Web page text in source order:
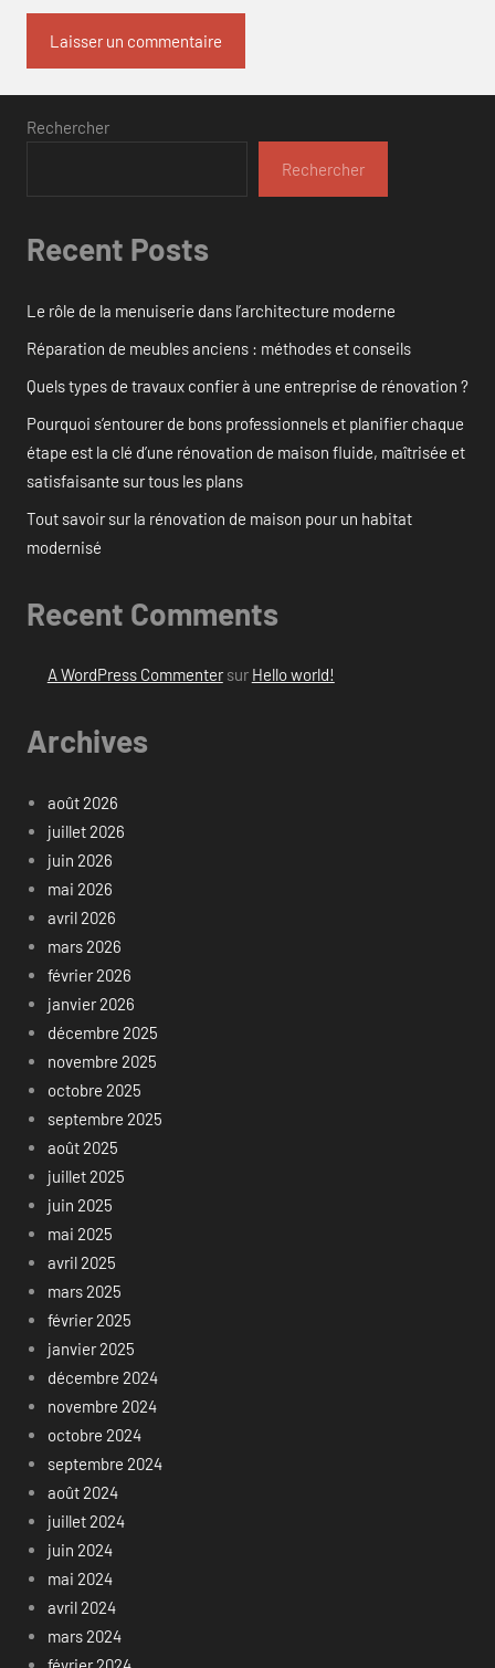
Rechercher
Rechercher
Recent Posts
Le rôle de la menuiserie dans l’architecture moderne
Réparation de meubles anciens : méthodes et conseils
Quels types de travaux confier à une entreprise de rénovation ?
Pourquoi s’entourer de bons professionnels et planifier chaque
étape est la clé d’une rénovation de maison fluide, maîtrisée et
satisfaisante sur tous les plans
Tout savoir sur la rénovation de maison pour un habitat
modernisé
Recent Comments
A WordPress Commentersur Hello world!
Archives
août 2026
juillet 2026
juin 2026
mai 2026
avril 2026
mars 2026
février 2026
janvier 2026
décembre 2025
novembre 2025
octobre 2025
septembre 2025
août 2025
juillet 2025
juin 2025
mai 2025
avril 2025
mars 2025
février 2025
janvier 2025
décembre 2024
novembre 2024
octobre 2024
septembre 2024
août 2024
juillet 2024
juin 2024
mai 2024
avril 2024
mars 2024